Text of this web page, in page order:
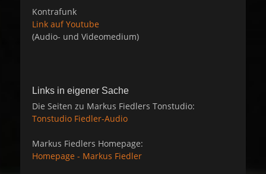
Kontrafunk
Link auf Youtube
(Audio- und Videomedium)
Links in eigener Sache
Die Seiten zu Markus Fiedlers Tonstudio:
Tonstudio Fiedler-Audio
Markus Fiedlers Homepage:
Homepage - Markus Fiedler